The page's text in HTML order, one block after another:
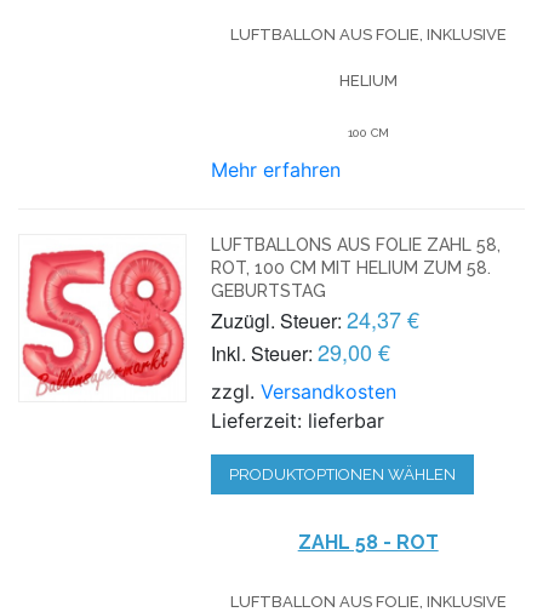
LUFTBALLON AUS FOLIE, INKLUSIVE
HELIUM
100 CM
Mehr erfahren
LUFTBALLONS AUS FOLIE ZAHL 58,
ROT, 100 CM MIT HELIUM ZUM 58.
GEBURTSTAG
Zuzügl. Steuer: 24,37 €
Inkl. Steuer: 29,00 €
zzgl.Versandkosten
Lieferzeit: lieferbar
PRODUKTOPTIONEN WÄHLEN
ZAHL 58 - ROT
LUFTBALLON AUS FOLIE, INKLUSIVE